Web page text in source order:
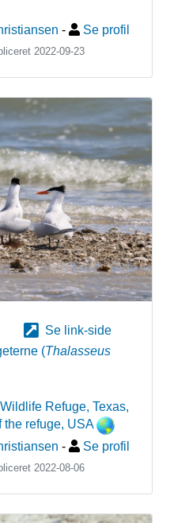
- Se profil
2022-09-23
Se link-side
(Thalasseus
Refuge, Texas,
the refuge, USA
- Se profil
2022-08-06